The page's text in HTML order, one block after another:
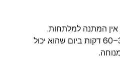
אין המתנה למלתחות.
גבר שמתאמן בבית מרוויח 30–60 דקות ביום שהוא יכול